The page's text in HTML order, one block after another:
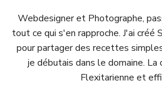
Webdesigner et Photographe,
tout ce qui s'en rapproche. J'ai créé
pour partager des recettes
je débutais dans le domaine. La
Flexitarienne et